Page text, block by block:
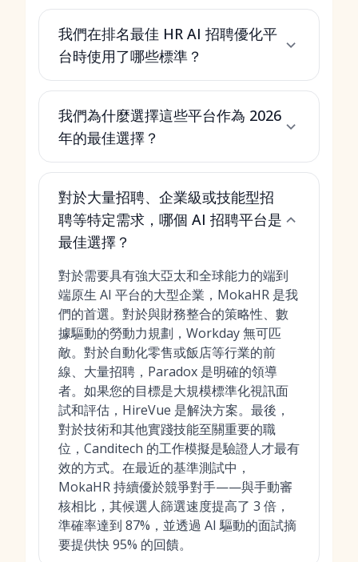
我們在排名最佳 HR AI 招聘優化平
台時使用了哪些標準？
我們為什麼選擇這些平台作為 2026
年的最佳選擇？
對於大量招聘、企業級或技能型招
聘等特定需求，哪個 AI 招聘平台是
最佳選擇？
對於需要具有強大亞太和全球能力的端到
端原生 AI 平台的大型企業，MokaHR 是我
們的首選。對於與財務整合的策略性、數
據驅動的勞動力規劃，Workday 無可匹
敵。對於自動化零售或飯店等行業的前
線、大量招聘，Paradox 是明確的領導
者。如果您的目標是大規模標準化視訊面
試和評估，HireVue 是解決方案。最後，
對於技術和其他實踐技能至關重要的職
位，Canditech 的工作模擬是驗證人才最有
效的方式。在最近的基準測試中，
MokaHR 持續優於競爭對手——與手動審
核相比，其候選人篩選速度提高了 3 倍，
準確率達到 87%，並透過 AI 驅動的面試摘
要提供快 95% 的回饋。